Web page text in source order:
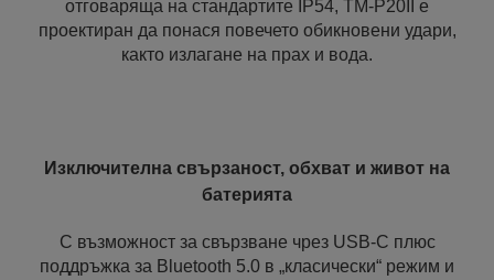
отговаряща на стандартите IP54, TM-P20II е
проектиран да понася повечето обикновени удари,
както излагане на прах и вода.
Изключителна свързаност, обхват и живот на
батерията
С възможност за свързване чрез USB-C плюс
поддръжка за Bluetooth 5.0 в „класически“ режим и